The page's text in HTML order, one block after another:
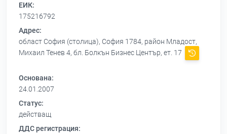
ЕИК:
175216792
Адрес:
област София (столица), София 1784, район Младост,
Михаил Тенев 4, бл. Болкън Бизнес Център, ет. 17
Основана:
24.01.2007
Статус:
действащ
ДДС регистрация: